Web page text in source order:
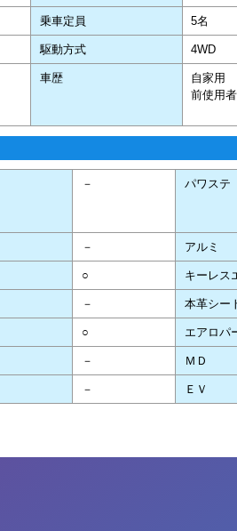
乗車定員 5名
駆動方式 4WD
車歴
自家用
前使用
－ パワステ
－ アルミ
○ キーレス
－ 本革シー
○ エアロパ
－ ＭＤ
－ ＥＶ